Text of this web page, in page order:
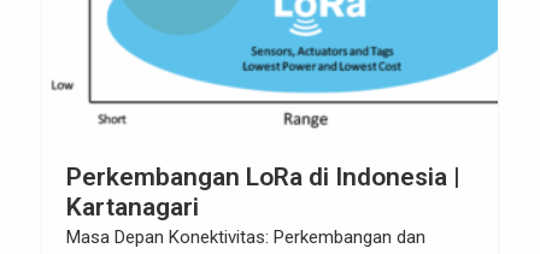
Perkembangan LoRa di Indonesia |
Kartanagari
Masa Depan Konektivitas: Perkembangan dan